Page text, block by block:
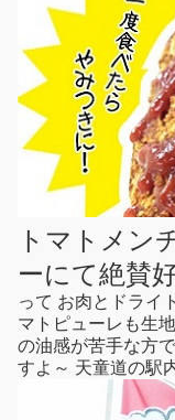
トマトメン
ーにて絶賛
って お肉とドライ
マトピューレも生
の油感が苦手な方
すよ～ 天童道の駅